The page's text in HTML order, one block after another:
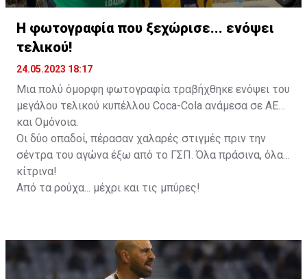
Η φωτογραφία που ξεχώρισε... ενόψει
τελικού!
24.05.2023 18:17
Μια πολύ όμορφη φωτογραφία τραβήχθηκε ενόψει του
μεγάλου τελικού κυπέλλου Coca-Cola ανάμεσα σε ΑΕΛ
και Ομόνοια.
Οι δύο οπαδοί, πέρασαν χαλαρές στιγμές πριν την
σέντρα του αγώνα έξω από το ΓΣΠ. Όλα πράσινα, όλα
κίτρινα!
Από τα ρούχα... μέχρι και τις μπύρες!